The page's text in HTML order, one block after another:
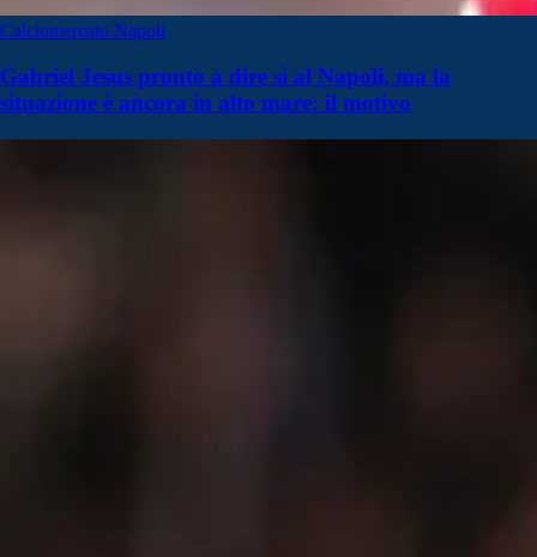
Calciomercato Napoli
Gabriel Jesus pronto a dire sì al Napoli, ma la
situazione è ancora in alto mare: il motivo